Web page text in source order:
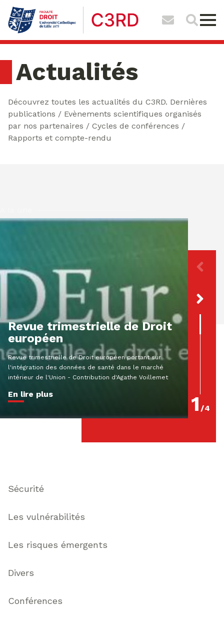
Actualités
Découvrez toutes les actualités du C3RD. Dernières
publications / Evènements scientifiques organisés
par nos partenaires / Cycles de conférences /
Rapports et compte-rendu
1 /4
Revue trimestrielle de Droit
européen
Revue trimestrielle de Droit européen portant sur
l'intégration des données de santé dans le marché
intérieur de l'Union - Contribution d'Agathe Voillemet
En lire plus En
Thématiques
Sécurité
Les vulnérabilités
Les risques émergents
Divers
Conférences